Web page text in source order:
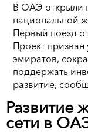
В ОАЭ открыли
национальной
Первый поезд
Проект призван
эмиратов,
поддержать
развитие,
Развитие
сети в